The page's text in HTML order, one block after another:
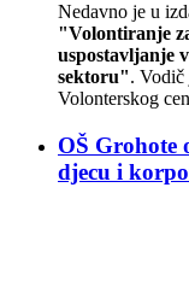
Nedavno je u
"Volontiranje
uspostavljanje
sektoru". Vodič
Volonterskog
OŠ Grohote
djecu i